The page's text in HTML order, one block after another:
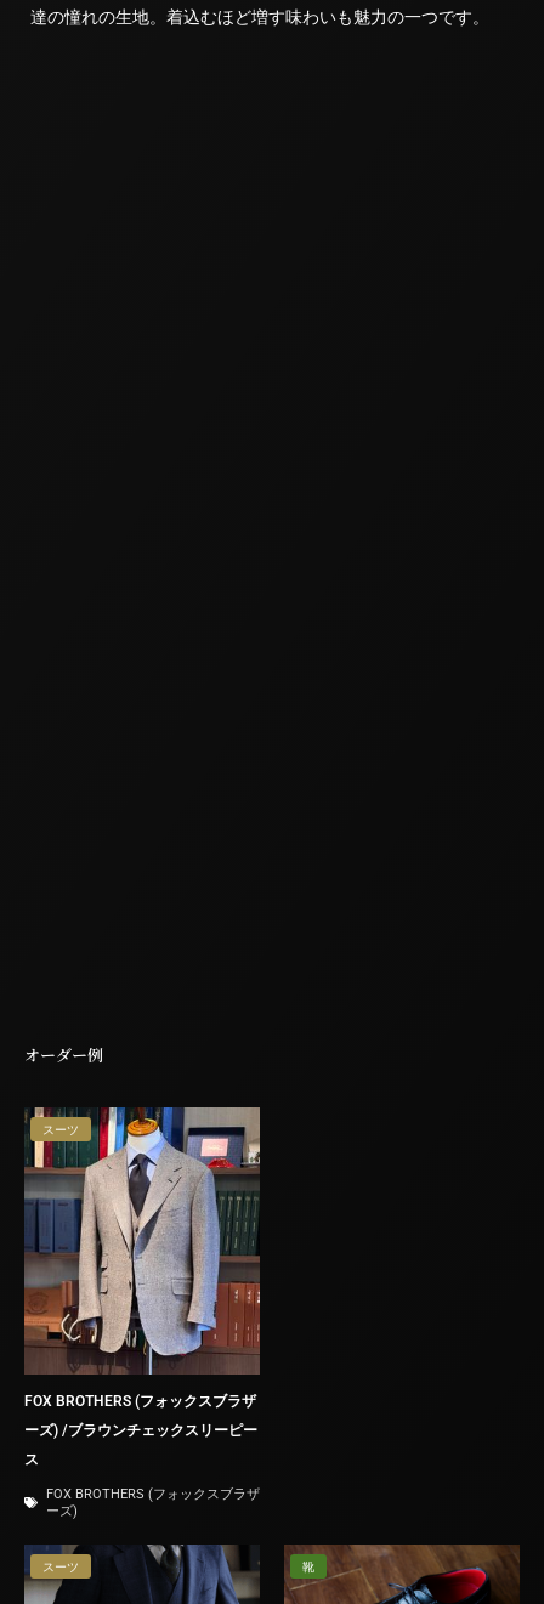
達の憧れの生地。着込むほど増す味わいも魅力の一つです。
オーダー例
スーツ
FOX BROTHERS (フォックスブラザ
ーズ) /ブラウンチェックスリーピー
ス
FOX BROTHERS (フォックスブラザ
ーズ)
スーツ 靴